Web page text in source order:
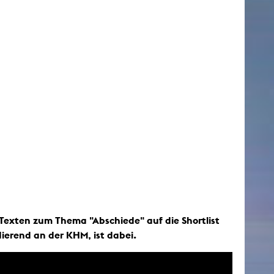
zum Thema "Abschiede" auf die Shortlist
an der KHM, ist dabei.